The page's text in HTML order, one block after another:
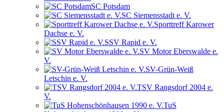
SC Potsdam
SC Siemensstadt e. V.
Sporttreff Karower
Dachse e. V.
SSV Rapid e. V.
SV Motor Eberswalde e.
V.
SV-Grün-Weiß
Letschin e. V.
TSV Rangsdorf 2004 e.
V.
TuS